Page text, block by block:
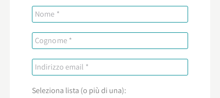
Seleziona lista (o più di una):